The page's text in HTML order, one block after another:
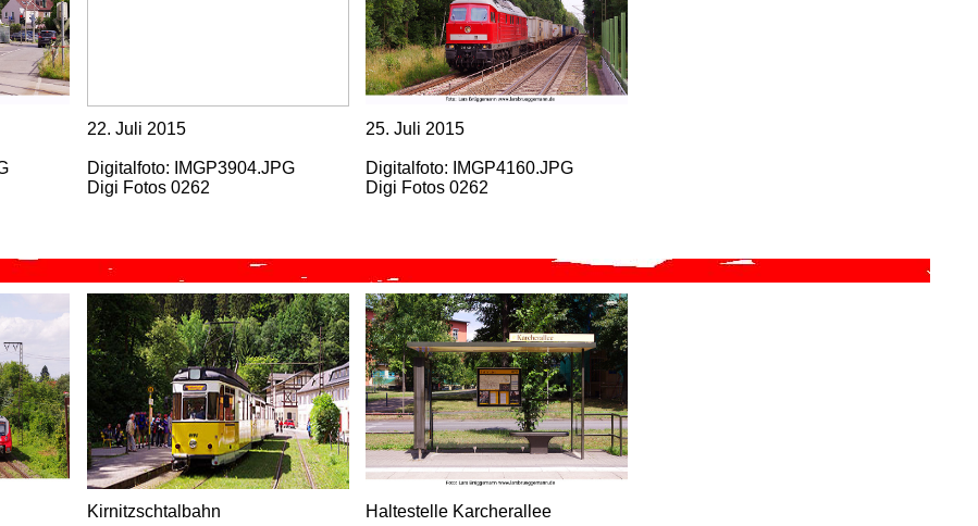
22. Juli 2015
Digitalfoto: IMGP3904.JPG
Digi Fotos 0262
25. Juli 2015
Digitalfoto: IMGP4160.JPG
Digi Fotos 0262
Kirnitzschtalbahn Haltestelle Karcherallee